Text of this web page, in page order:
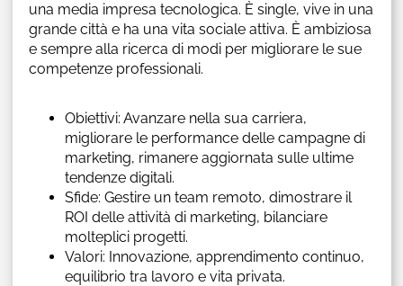
una media impresa tecnologica. È single, vive in una
grande città e ha una vita sociale attiva. È ambiziosa
e sempre alla ricerca di modi per migliorare le sue
competenze professionali.
Obiettivi: Avanzare nella sua carriera,
migliorare le performance delle campagne di
marketing, rimanere aggiornata sulle ultime
tendenze digitali.
Sfide: Gestire un team remoto, dimostrare il
ROI delle attività di marketing, bilanciare
molteplici progetti.
Valori: Innovazione, apprendimento continuo,
equilibrio tra lavoro e vita privata.